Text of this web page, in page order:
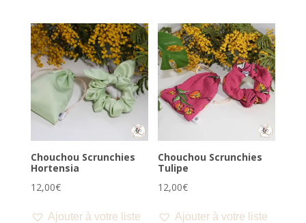
Chouchou Scrunchies
Hortensia
12,00€
Ajouter à votre liste
Chouchou Scrunchies
Tulipe
12,00€
Ajouter à votre liste